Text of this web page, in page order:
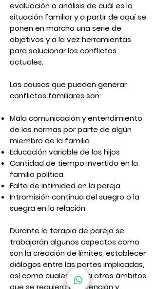
evaluación o análisis de cuál es la
situación familiar y a partir de aquí se
ponen en marcha una serie de
objetivos y a la vez herramientas
parasolucionar los conflictos
actuales.
Las causas que pueden generar
conflictos familiares son:
Mala comunicacióny entendimiento
de las normas por parte de algún
miembro de la familia
Educación variable de los hijos
Cantidad de tiempo invertido en la
familia política
Falta de intimidad en la pareja
Intromisión continua del suegro o la
suegra en la relación
Durante la terapia de parejase
trabajarán algunos aspectos como
son la creación de límites, establecer
diálogos entre las partes implicadas,
así como cualesquiera otros ámbitos
que se requiera de atención y